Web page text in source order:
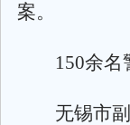
案。
150余名
无锡市副